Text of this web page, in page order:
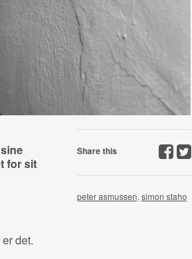
for sit
det.
Share this
peter asmussen, simon staho